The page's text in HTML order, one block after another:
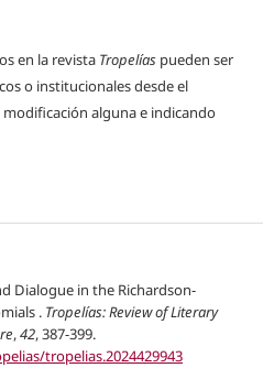
en la revista Tropelíaspueden ser
o institucionales desde el
alguna e indicando
Dialogue in the Richardson-
. Tropelías: Review of Literary
,42, 387-399.
tropelias.2024429943